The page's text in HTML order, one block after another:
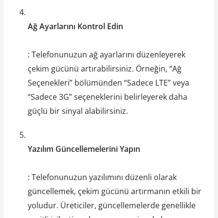
Ağ Ayarlarını Kontrol Edin
: Telefonunuzun ağ ayarlarını düzenleyerek
çekim gücünü artırabilirsiniz. Örneğin, “Ağ
Seçenekleri” bölümünden “Sadece LTE” veya
“Sadece 3G” seçeneklerini belirleyerek daha
güçlü bir sinyal alabilirsiniz.
Yazılım Güncellemelerini Yapın
: Telefonunuzun yazılımını düzenli olarak
güncellemek, çekim gücünü artırmanın etkili bir
yoludur. Üreticiler, güncellemelerde genellikle